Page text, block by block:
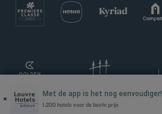
× Met de app is het nog eenvoudiger!
1.200 hotels voor de beste prijs